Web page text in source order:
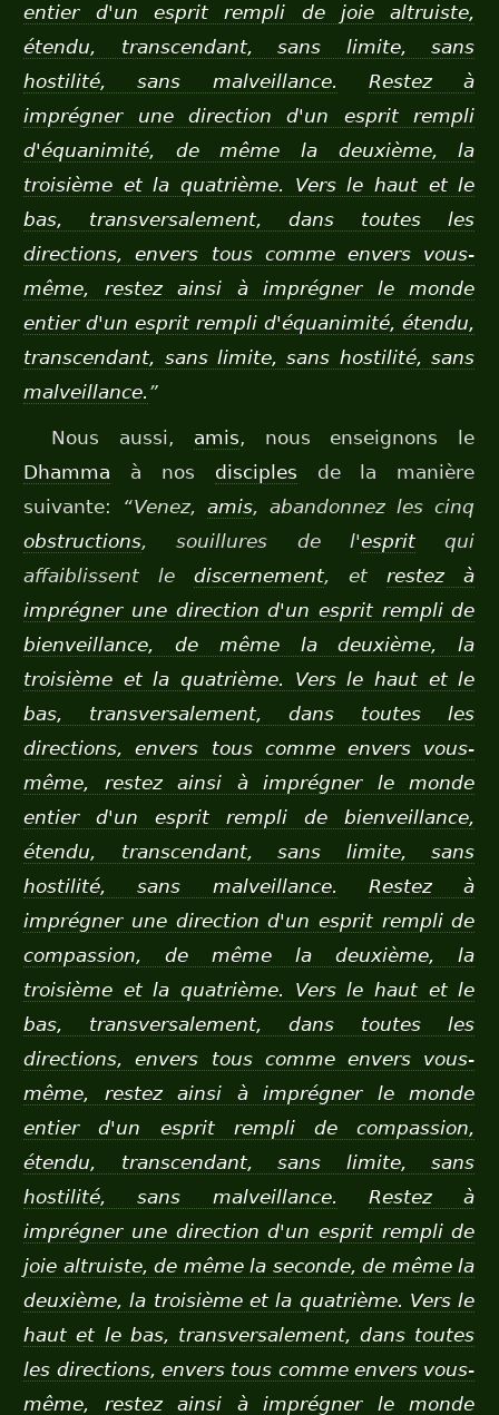
entier d'un esprit rempli de joie altruiste,
étendu, transcendant, sans limite, sans
hostilité, sans malveillance.
Restez à
imprégner une direction d'un esprit rempli
d'équanimité, de même la deuxième, la
troisième et la quatrième. Vers le haut et le
bas, transversalement, dans toutes les
directions, envers tous comme envers vous-
même, restez ainsi à imprégner le monde
entier d'un esprit rempli d'équanimité, étendu,
transcendant, sans limite, sans hostilité, sans
malveillance. ”
Nous aussi, amis, nous enseignons le
Dhamma à nos disciples de la manière
suivante: “Venez,amis, abandonnez les cinq
obstructions, souillures de l'espritqui
affaiblissent lediscernement, etrestez à
imprégner une direction d'un esprit rempli de
bienveillance, de même la deuxième, la
troisième et la quatrième. Vers le haut et le
bas, transversalement, dans toutes les
directions, envers tous comme envers vous-
même, restez ainsi à imprégner le monde
entier d'un esprit rempli de bienveillance,
étendu, transcendant, sans limite, sans
hostilité, sans malveillance.
Restez à
imprégner une direction d'un esprit rempli de
compassion, de même la deuxième, la
troisième et la quatrième. Vers le haut et le
bas, transversalement, dans toutes les
directions, envers tous comme envers vous-
même, restez ainsi à imprégner le monde
entier d'un esprit rempli de compassion,
étendu, transcendant, sans limite, sans
hostilité, sans malveillance.
Restez à
imprégner une direction d'un esprit rempli de
joie altruiste, de même la seconde, de même la
deuxième, la troisième et la quatrième. Vers le
haut et le bas, transversalement, dans toutes
les directions, envers tous comme envers vous-
même, restez ainsi à imprégner le monde